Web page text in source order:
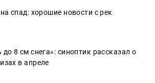
спад: хорошие новости с рек
8 см снега»: синоптик рассказал о
в апреле